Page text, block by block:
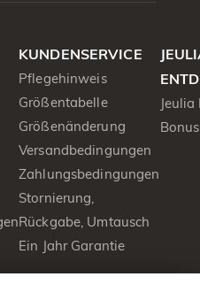
KUNDENSERVICE
Pflegehinweis
Größentabelle
Größenänderung
Versandbedingungen
Zahlungsbedingungen
Stornierung,
Rückgabe, Umtausch
Ein Jahr Garantie
Jeulia